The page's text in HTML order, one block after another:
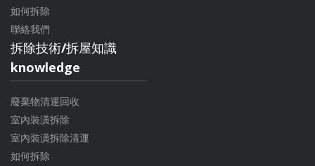
如何拆除
聯絡我們
拆除技術/拆屋知識
knowledge
廢棄物清運回收
室內裝潢拆除
室內裝潢拆除清運
如何拆除